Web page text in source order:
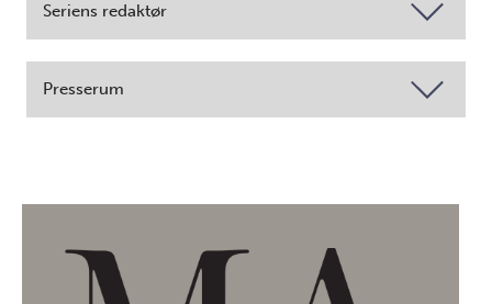
Seriens redaktør
Presserum